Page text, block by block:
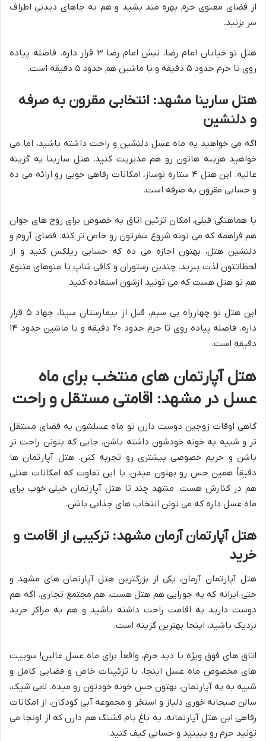
از فضای معنوی حرم بهره مند بشید و هم به جاهای دیدنی اطراف
سر بزنید.
هتل تو خیابان امام رضا، نبش امام رضا ۳ قرار داره. فاصله پیاده
روی تا حرم حدود ۵ دقیقه و با ماشین هم حدود ۵ دقیقه است.
هتل سارینا مشهد: انتخابی مقرون به صرفه
و دلنشین
اگه می خواهید یه ماه عسل دلنشین و راحت داشته باشید، اما می
خواهید هزینه هاتون رو هم مدیریت کنید، هتل سارینا یه گزینه
عالیه. این هتل ۴ ستاره نوساز، امکانات رفاهی خوبی رو ارائه می ده
و حسابی مقرون به صرفه است.
با هماهنگی قبلی، امکان تزئین اتاق به خصوص برای زوج های جوان
هم فراهمه که می تونه شروع سفرتون رو خاص تر کنه. فضای آروم و
دلنشین هتل، بهتون اجازه می ده که حسابی ریلکس کنید و از
لحظاتتون لذت ببرید. چندین رستوران و کافی شاپ با منوهای متنوع
هم تو هتل هست که می تونید ازشون استفاده کنید.
این هتل تو چهارراه بی سیم، قبل از بیمارستان سینا، جهاد ۵ قرار
داره. فاصله پیاده روی تا حرم حدود ۲۰ دقیقه و با ماشین حدود ۱۴
دقیقه است.
هتل آپارتمان های منتخب برای ماه
عسل در مشهد: اقامتی مستقل و راحت
گاهی اوقات زوجین دوست دارن تو ماه عسلشون یه فضای مستقل
تر و شبیه به خونه خودشون داشته باشن، جایی که بتونن راحت تر
باشن و حریم خصوصی بیشتری رو تجربه کنن. هتل آپارتمان ها
دقیقاً همین حس رو بهتون میدن، با این تفاوت که امکانات هتلی
هم در کنارش هست. مشهد چند تا هتل آپارتمان خیلی خوب برای
ماه عسل داره که می تونن انتخاب های جذابی باشن.
هتل آپارتمان آرمان مشهد: ترکیبی از اقامت و
خرید
هتل آپارتمان آرمان، یکی از بزرگترین هتل آپارتمان های مشهد و
حتی ایرانه که یه جورایی هم هتل هست، هم مجتمع تجاری. اگه هم
دوست دارید یه اقامت راحت داشته باشید و هم به مراکز خرید
نزدیک باشید، اینجا بهترین گزینه است.
اتاق های فوق ویژه با دید حرم، واقعاً برای ماه عسل عالین! سوییت
های مخصوص ماه عسل اینجا، با تزئینات خاص و فضایی کامل و
شبیه به یه آپارتمان، بهتون حس خونه خودتون رو میده. لابی شیک،
سالن صبحانه خوری دلباز و استخر و مجموعه آبی کودکان، از امکانات
رفاهی این هتل آپارتمانه. یه باغ بام قشنگ هم دارن که از اونجا می
تونید حرم رو ببینید و حسابی کیف کنید.